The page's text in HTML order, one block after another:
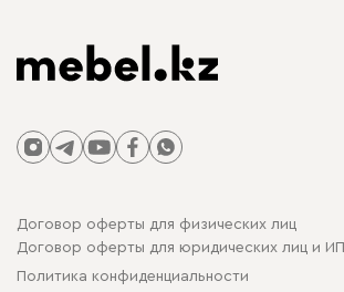
Договор оферты для физических лиц
Договор оферты для юридических лиц и ИП
Политика конфиденциальности